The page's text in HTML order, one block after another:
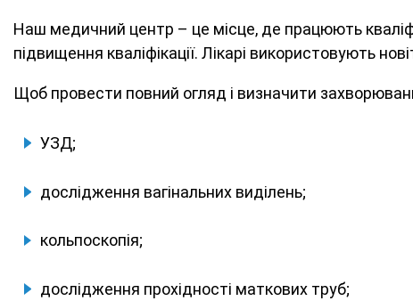
Наш медичний центр – це місце, де працюють
підвищення кваліфікації. Лікарі використовують
Щоб провести повний огляд і визначити
УЗД;
дослідження вагінальних виділень;
кольпоскопія;
дослідження прохідності маткових труб;